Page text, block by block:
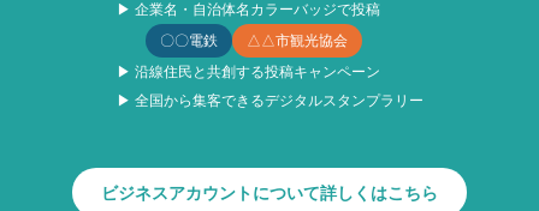
▶ 企業名・自治体名カラーバッジで投稿
〇〇電鉄
△△市観光協会
▶ 沿線住民と共創する投稿キャンペーン
▶ 全国から集客できるデジタルスタンプラリー
ビジネスアカウントについて詳しくはこちら